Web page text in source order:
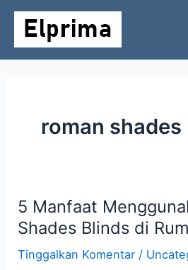
Lewati
konten
roman shades
5 Manfaat
Shades Blinds di
Tinggalkan Komentar /
5
Manfaat
Roman